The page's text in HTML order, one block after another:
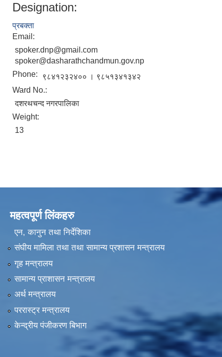
Designation:
प्रबक्ता
Email:
spoker.dnp@gmail.com
spoker@dasharathchandmun.gov.np
Phone:
९८४१२३२४०० । ९८५१३४१३४२
Ward No.:
दशरथचन्द नगरपालिका
Weight:
13
महत्वपूर्ण लिंकहरु
एन, कानुन तथा निर्देशिका
संघीय मामिला तथा तथा सामान्य प्रशासन मन्त्रालय
गृह मन्त्रालय
सामान्य प्राशासन मन्त्रालय
अर्थ मन्त्रालय
पररास्ट्र मन्त्रालय
केन्द्रीय पंजीकरण बिभाग